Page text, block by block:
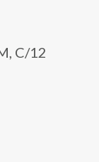
C/12